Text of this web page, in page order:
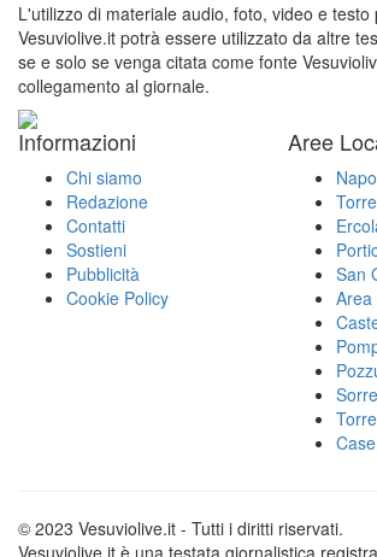
L'utilizzo di materiale audio, foto, video e testo
Vesuviolive.it potrà essere utilizzato da altre
se e solo se venga citata come fonte
collegamento al giornale.
Informazioni
Chi siamo
Redazione
Contatti
Sostieni
Pubblicità
Cookie Policy
Aree
San
Area
© 2023 Vesuviolive.it - Tutti i diritti riservati.
Vesuviolive.it è una testata giornalistica